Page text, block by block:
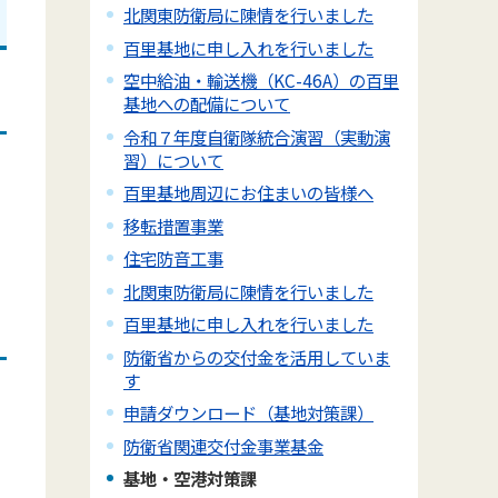
北関東防衛局に陳情を行いました
百里基地に申し入れを行いました
空中給油・輸送機（KC-46A）の百里
基地への配備について
令和７年度自衛隊統合演習（実動演
習）について
百里基地周辺にお住まいの皆様へ
移転措置事業
住宅防音工事
北関東防衛局に陳情を行いました
百里基地に申し入れを行いました
防衛省からの交付金を活用していま
す
申請ダウンロード（基地対策課）
防衛省関連交付金事業基金
基地・空港対策課